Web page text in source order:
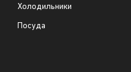
Холодильники
Посуда